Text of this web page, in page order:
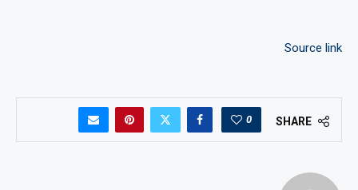
Source link
SHARE
0